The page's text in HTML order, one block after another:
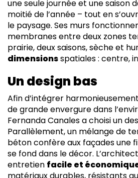
une seule journée et une saison
moitié de l’année – tout en
le paysage. Ses murs
membranes entre deux zones
prairie, deux saisons, sèche et
dimensionsspatiales : centre,
Un design bas
Afin d’intégrer
de grande envergure dans
Fernanda Canales a choisi un
Parallèlement, un mélange de
béton confère aux façades une
se fond dans le décor.
entretien facile et